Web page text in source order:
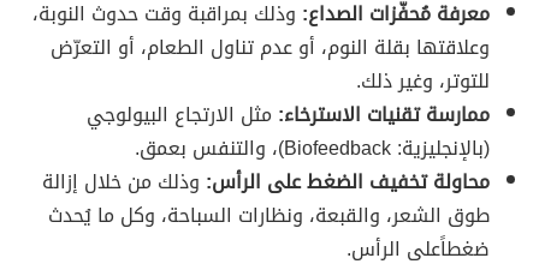
معرفة مُحفّزات الصداع: وذلك بمراقبة وقت حدوث النوبة،
وعلاقتها بقلة النوم، أو عدم تناول الطعام، أو التعرّض
للتوتر، وغير ذلك.
ممارسة تقنيات الاسترخاء: مثل الارتجاع البيولوجي
(بالإنجليزية: Biofeedback)، والتنفس بعمق.
محاولة تخفيف الضغط على الرأس: وذلك من خلال إزالة
طوق الشعر، والقبعة، ونظارات السباحة، وكل ما يُحدث
ضغطاًعلى الرأس.